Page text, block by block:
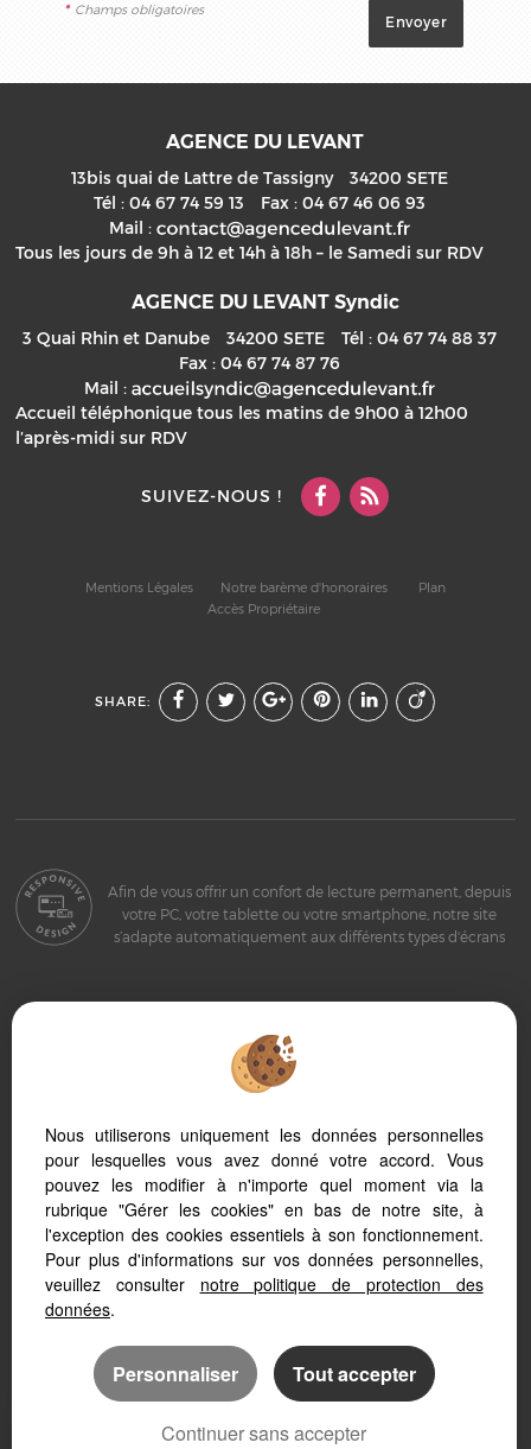
* Champs obligatoires
AGENCE DU LEVANT
13bis quai de Lattre de Tassigny 34200 SETE
Tél : 04 67 74 59 13 Fax : 04 67 46 06 93
Mail :
Tous les jours de 9h à 12 et 14h à 18h – le Samedi sur RDV
AGENCE DU LEVANT Syndic
3 Quai Rhin et Danube 34200 SETE Tél : 04 67 74 88 37
Fax : 04 67 74 87 76
Mail :
Accueil téléphonique tous les matins de 9h00 à 12h00
l’après-midi sur RDV
SUIVEZ-NOUS !
Mentions Légales Notre barème d'honoraires
Plan
Accès Propriétaire
SHARE:
Afin de vous offrir un confort de lecture permanent, depuis
votre PC, votre tablette ou votre smartphone, notre site
s’adapte automatiquement aux différents types d'écrans
Logiciel immobilier Adapt Immo
Création site immobilier
Référencement immobilier
Sete (34200)
Frontignan (34110)
Bouzigues (34140)
Montbazin (34560)
Villeveyrac (34560)
Balaruc Les Bains (34540)
Nous utiliserons uniquement les données personnelles
pour lesquelles vous avez donné votre accord. Vous
pouvez les modifier à n'importe quel moment via la
rubrique "Gérer les cookies" en bas de notre site, à
l'exception des cookies essentiels à son fonctionnement.
Pour plus d'informations sur vos données personnelles,
veuillez consulter notre politique de protection des
données.
Personnaliser Tout accepter
Continuer sans accepter